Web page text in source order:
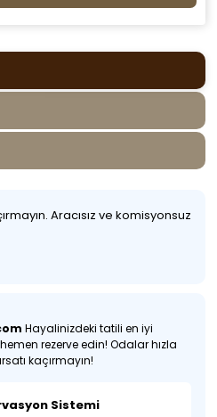
Aracısız ve komisyonsuz
Hayalinizdeki tatili en iyi
rezerve edin! Odalar hızla
kaçırmayın!
Sistemi